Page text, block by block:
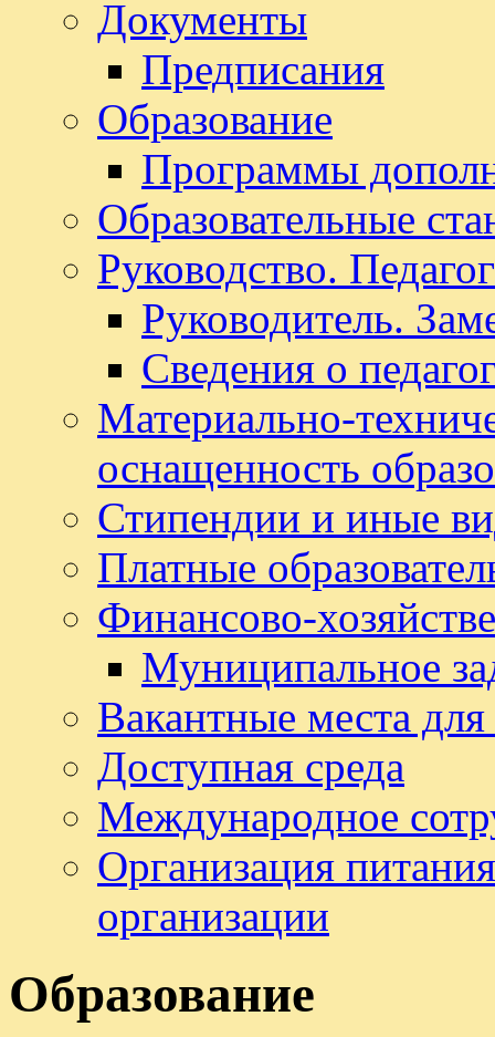
Документы
Предписания
Образование
Программы
Образовательные
Руководство.
Руководитель.
Сведения о
Материально-
оснащенность
Стипендии и иные
Платные
Финансово-
Муниципальное
Вакантные места
Доступная среда
Международное
Организация
организации
Образование